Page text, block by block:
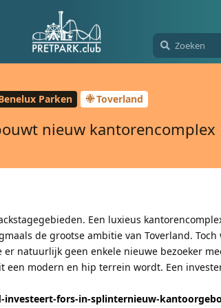
Parken Toverland
nieuw kantorencomplex
Een luxieus
de grootse ambitie van Toverland. Toch
natuurlijk geen enkele nieuwe bezoeker
modern en hip terrein wordt. Een
fors-in-splinternieuw-